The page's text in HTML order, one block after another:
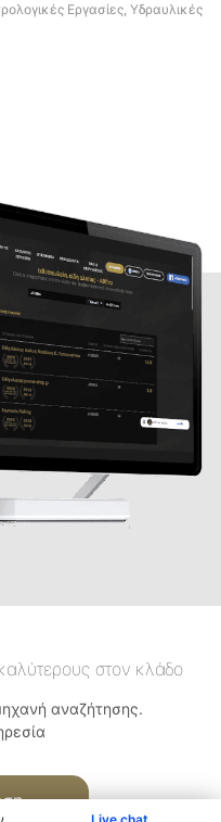
Εργασίες, Υδραυλικές
στον κλάδο
αναζήτησης.